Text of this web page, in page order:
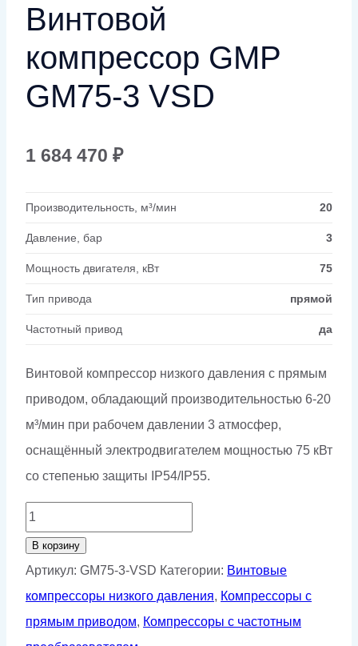
Винтовой
компрессор GMP
GM75-3 VSD
1 684 470 ₽
Производительность, м³/мин 20
Давление, бар 3
Мощность двигателя, кВт 75
Тип привода прямой
Частотный привод да
Винтовой компрессор низкого давления с прямым
приводом, обладающий производительностью 6-20
м³/мин при рабочем давлении 3 атмосфер,
оснащённый электродвигателем мощностью 75 кВт
со степенью защиты IP54/IP55.
Количество
товара
Винтовой
компрессор
GMP
GM75-
В корзину
Артикул: GM75-3-VSD Категории: Винтовые
компрессоры низкого давления, Компрессоры с
прямым приводом, Компрессоры с частотным